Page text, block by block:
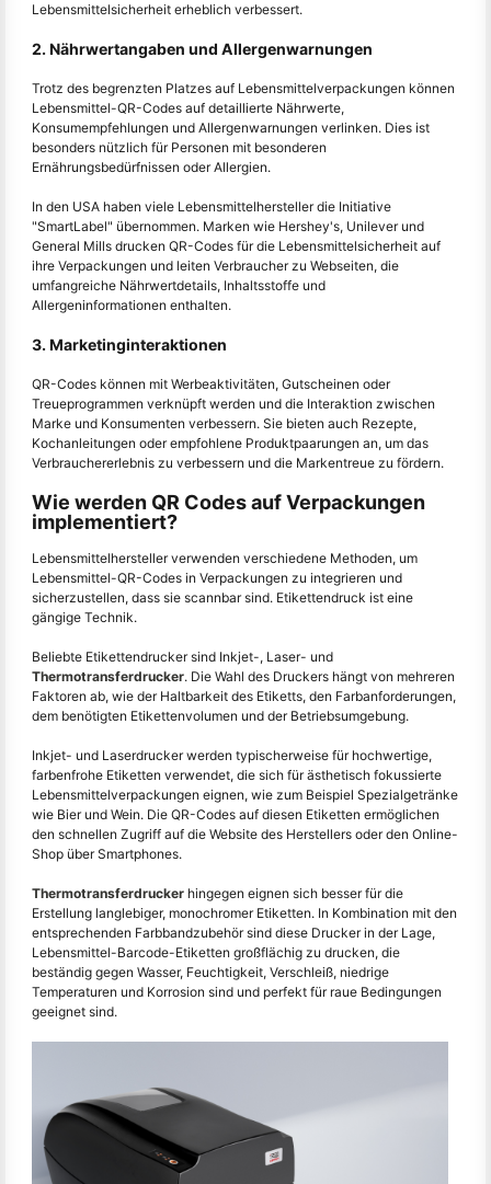
Lebensmittelsicherheit erheblich verbessert.
2. Nährwertangaben und Allergenwarnungen
Trotz des begrenzten Platzes auf Lebensmittelverpackungen können
Lebensmittel-QR-Codes auf detaillierte Nährwerte,
Konsumempfehlungen und Allergenwarnungen verlinken. Dies ist
besonders nützlich für Personen mit besonderen
Ernährungsbedürfnissen oder Allergien.
In den USA haben viele Lebensmittelhersteller die Initiative
"SmartLabel" übernommen. Marken wie Hershey's, Unilever und
General Mills drucken QR-Codes für die Lebensmittelsicherheit auf
ihre Verpackungen und leiten Verbraucher zu Webseiten, die
umfangreiche Nährwertdetails, Inhaltsstoffe und
Allergeninformationen enthalten.
3. Marketinginteraktionen
QR-Codes können mit Werbeaktivitäten, Gutscheinen oder
Treueprogrammen verknüpft werden und die Interaktion zwischen
Marke und Konsumenten verbessern. Sie bieten auch Rezepte,
Kochanleitungen oder empfohlene Produktpaarungen an, um das
Verbrauchererlebnis zu verbessern und die Markentreue zu fördern.
Wie werden QR Codes auf Verpackungen
implementiert?
Lebensmittelhersteller verwenden verschiedene Methoden, um
Lebensmittel-QR-Codes in Verpackungen zu integrieren und
sicherzustellen, dass sie scannbar sind. Etikettendruck ist eine
gängige Technik.
Beliebte Etikettendrucker sind Inkjet-, Laser- und
Thermotransferdrucker. Die Wahl des Druckers hängt von mehreren
Faktoren ab, wie der Haltbarkeit des Etiketts, den Farbanforderungen,
dem benötigten Etikettenvolumen und der Betriebsumgebung.
Inkjet- und Laserdrucker werden typischerweise für hochwertige,
farbenfrohe Etiketten verwendet, die sich für ästhetisch fokussierte
Lebensmittelverpackungen eignen, wie zum Beispiel Spezialgetränke
wie Bier und Wein. Die QR-Codes auf diesen Etiketten ermöglichen
den schnellen Zugriff auf die Website des Herstellers oder den Online-
Shop über Smartphones.
Thermotransferdrucker hingegen eignen sich besser für die
Erstellung langlebiger, monochromer Etiketten. In Kombination mit den
entsprechenden Farbbandzubehör sind diese Drucker in der Lage,
Lebensmittel-Barcode-Etiketten großflächig zu drucken, die
beständig gegen Wasser, Feuchtigkeit, Verschleiß, niedrige
Temperaturen und Korrosion sind und perfekt für raue Bedingungen
geeignet sind.